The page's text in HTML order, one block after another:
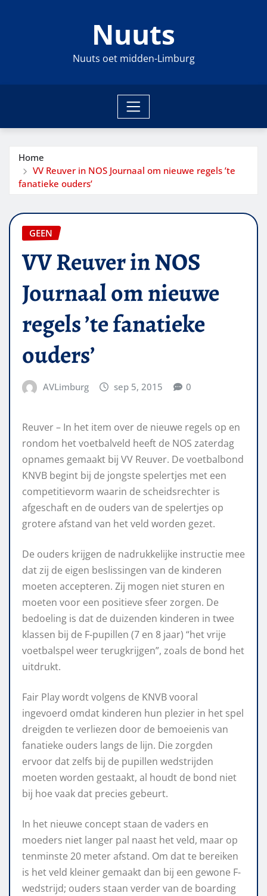
Nuuts
Nuuts oet midden-Limburg
Home
VV Reuver in NOS Journaal om nieuwe regels ’te
fanatieke ouders’
GEEN
VV Reuver in NOS
Journaal om nieuwe
regels ’te fanatieke
ouders’
AVLimburg sep 5, 2015 0
Reuver – In het item over de nieuwe regels op en
rondom het voetbalveld heeft de NOS zaterdag
opnames gemaakt bij VV Reuver. De voetbalbond
KNVB begint bij de jongste spelertjes met een
competitievorm waarin de scheidsrechter is
afgeschaft en de ouders van de spelertjes op
grotere afstand van het veld worden gezet.
De ouders krijgen de nadrukkelijke instructie mee
dat zij de eigen beslissingen van de kinderen
moeten accepteren. Zij mogen niet sturen en
moeten voor een positieve sfeer zorgen. De
bedoeling is dat de duizenden kinderen in twee
klassen bij de F-pupillen (7 en 8 jaar) “het vrije
voetbalspel weer terugkrijgen”, zoals de bond het
uitdrukt.
Fair Play wordt volgens de KNVB vooral
ingevoerd omdat kinderen hun plezier in het spel
dreigden te verliezen door de bemoeienis van
fanatieke ouders langs de lijn. Die zorgden
ervoor dat zelfs bij de pupillen wedstrijden
moeten worden gestaakt, al houdt de bond niet
bij hoe vaak dat precies gebeurt.
In het nieuwe concept staan de vaders en
moeders niet langer pal naast het veld, maar op
tenminste 20 meter afstand. Om dat te bereiken
is het veld kleiner gemaakt dan bij een gewone F-
wedstrijd; ouders staan verder van de boarding